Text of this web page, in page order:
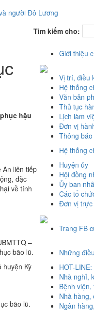
người Đô Lương
Tìm kiếm cho:
hậu
An liên tiếp
đặc
về tính
–
bão lũ.
huyện Kỳ
bão lũ.
Giới thiệu
Vị trí, điều
Hệ thống
Văn bản
Thủ tục
Lịch làm
Đơn vị
Thông báo
Hệ thống
Huyện ủy
Hội đồng
Ủy ban
Các tổ
Đơn vị trực
Trang FB
Những
HOT-
Nhà nghỉ,
Bệnh viện,
Nhà hàng,
Ngân